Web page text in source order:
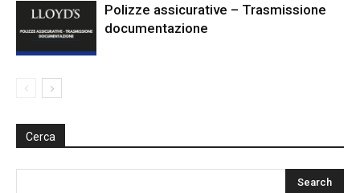
Polizze assicurative – Trasmissione
documentazione
Cerca